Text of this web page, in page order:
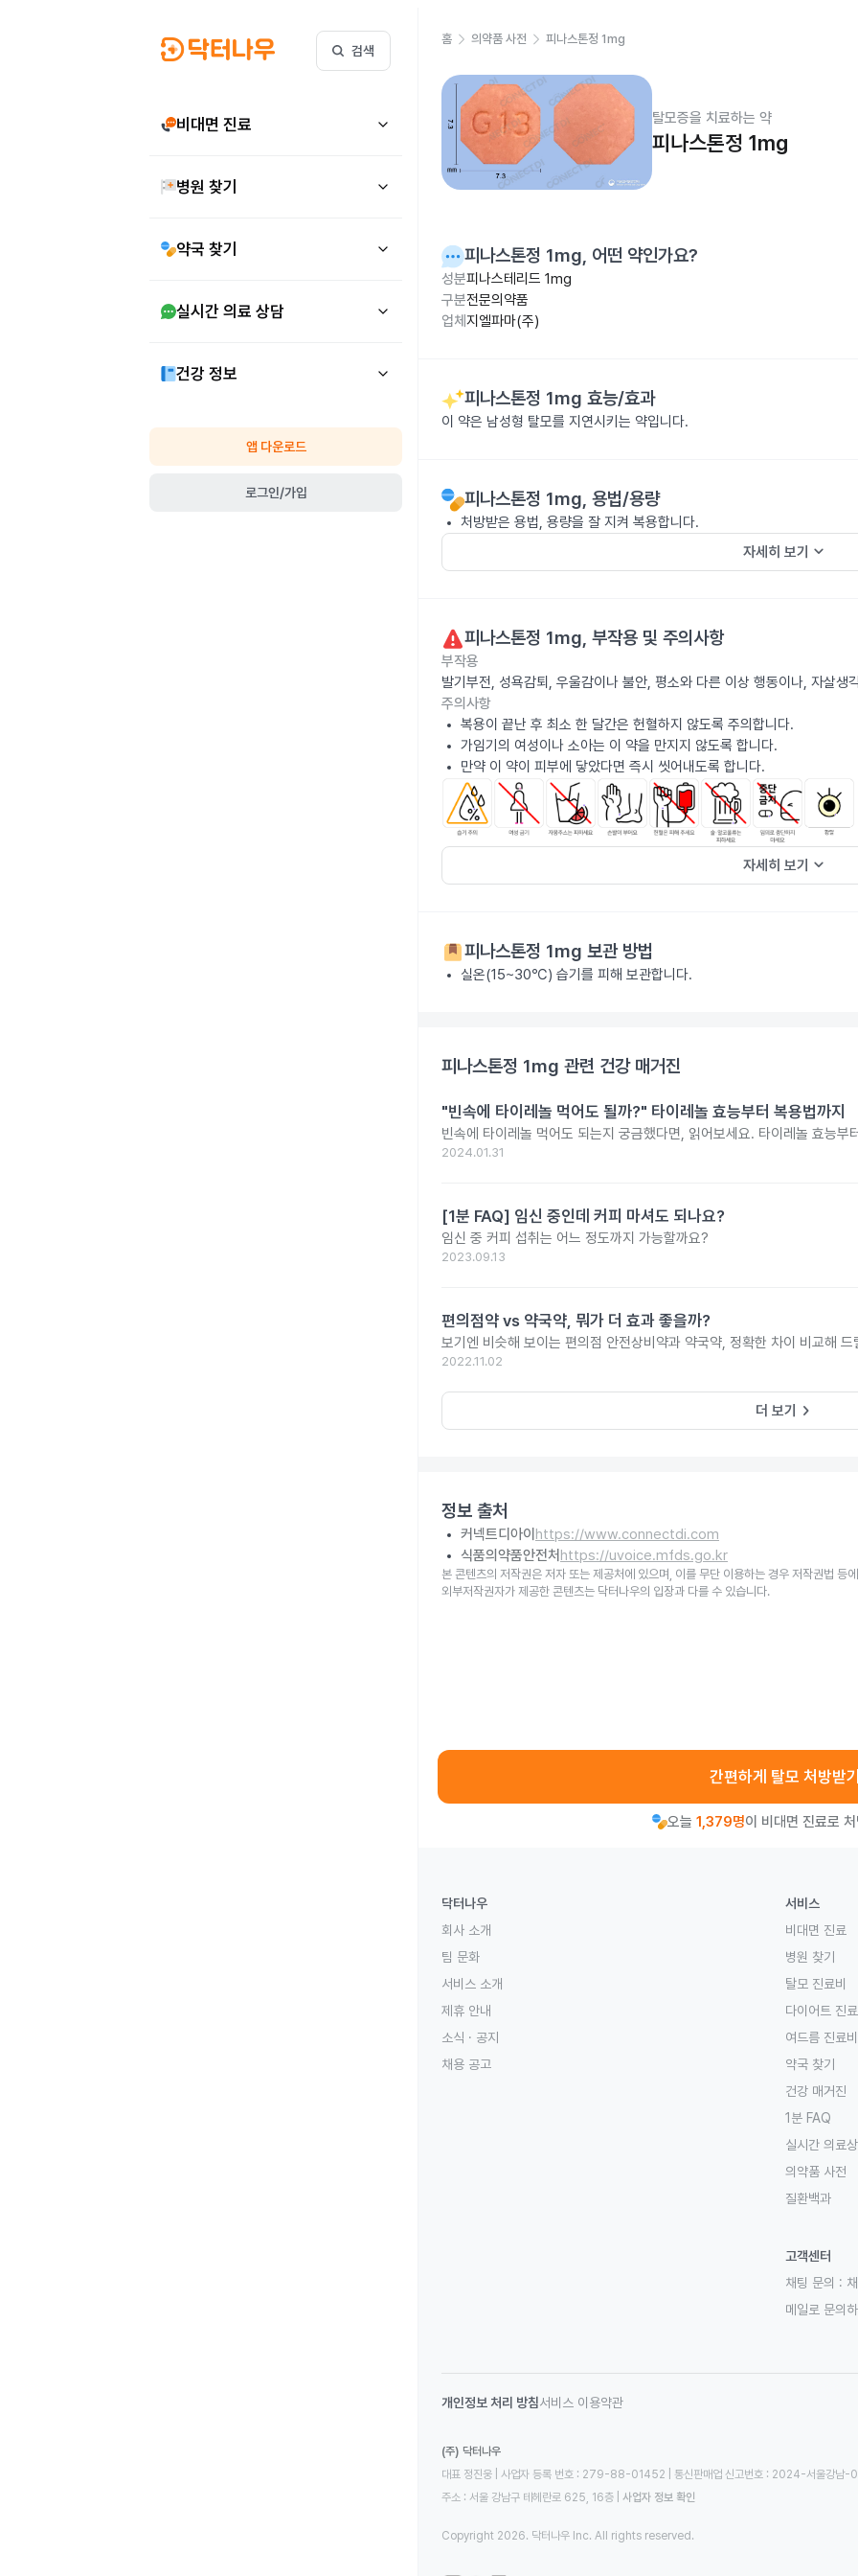
검색
비대면 진료
병원 찾기
약국 찾기
실시간 의료 상담
건강 정보
앱 다운로드
로그인/가입
홈 의약품 사전 피나스톤정 1mg
탈모증을 치료하는 약
피나스톤정 1mg
피나스톤정 1mg, 어떤 약인가요?
성분피나스테리드 1mg
구분전문의약품
업체 지엘파마(주)
피나스톤정 1mg 효능/효과
이 약은 남성형 탈모를 지연시키는 약입니다.
피나스톤정 1mg, 용법/용량
처방받은 용법, 용량을 잘 지켜 복용합니다.
자세히 보기 keyboard_arrow_down
피나스톤정 1mg, 부작용 및 주의사항
부작용
발기부전, 성욕감퇴, 우울감이나 불안, 평소와 다른 이상 행동이나, 자살생
주의사항
복용이 끝난 후 최소 한 달간은 헌혈하지 않도록 주의합니다.
가임기의 여성이나 소아는 이 약을 만지지 않도록 합니다.
만약 이 약이 피부에 닿았다면 즉시 씻어내도록 합니다.
자세히 보기 keyboard_arrow_down
피나스톤정 1mg 보관 방법
실온(15~30℃) 습기를 피해 보관합니다.
피나스톤정 1mg 관련 건강 매거진
"빈속에 타이레놀 먹어도 될까?" 타이레놀 효능부터 복용법까지
빈속에 타이레놀 먹어도 되는지 궁금했다면, 읽어보세요. 타이레놀 효능부
2024.01.31
[1분 FAQ] 임신 중인데 커피 마셔도 되나요?
임신 중 커피 섭취는 어느 정도까지 가능할까요?
2023.09.13
편의점약 vs 약국약, 뭐가 더 효과 좋을까?
보기엔 비슷해 보이는 편의점 안전상비약과 약국약, 정확한 차이 비교해 드
2022.11.02
더 보기 keyboard_arrow_right
정보 출처
커넥트디아이 https://www.connectdi.com
식품의약품안전처 https://uvoice.mfds.go.kr
본 콘텐츠의 저작권은 저자 또는 제공처에 있으며, 이를 무단 이용하는 경우 저작권법 등
외부저작권자가 제공한 콘텐츠는 닥터나우의 입장과 다를 수 있습니다.
간편하게 탈모 처방받기
오늘 1,379명이 비대면 진료로
닥터나우
회사 소개
팀 문화
서비스 소개
제휴 안내
소식 · 공지
채용 공고
서비스
비대면 진료
병원 찾기
탈모 진료비
다이어트 진료
여드름 진료비
약국 찾기
건강 매거진
1분 FAQ
실시간 의료
의약품 사전
질환백과
고객센터
채팅 문의 :
메일로 문의하
개인정보 처리 방침서비스 이용약관
(주) 닥터나우
대표 정진웅 | 사업자 등록 번호 : 279-88-01452 | 통신판매업 신고번호 : 2024-서울강남
주소 : 서울 강남구 테헤란로 625, 16층
사업자 정보 확인
Copyright 2026. 닥터나우 Inc. All rights reserved.